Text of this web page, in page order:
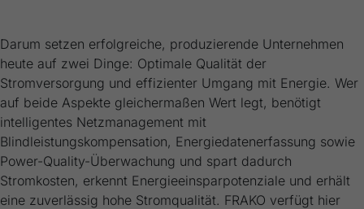
Darum setzen erfolgreiche, produzierende Unternehmen
heute auf zwei Dinge: Optimale Qualität der
Stromversorgung und effizienter Umgang mit Energie. Wer
auf beide Aspekte gleichermaßen Wert legt, benötigt
intelligentes Netzmanagement mit
Blindleistungskompensation, Energiedatenerfassung sowie
Power-Quality-Überwachung und spart dadurch
Stromkosten, erkennt Energieeinsparpotenziale und erhält
eine zuverlässig hohe Stromqualität. FRAKO verfügt hier